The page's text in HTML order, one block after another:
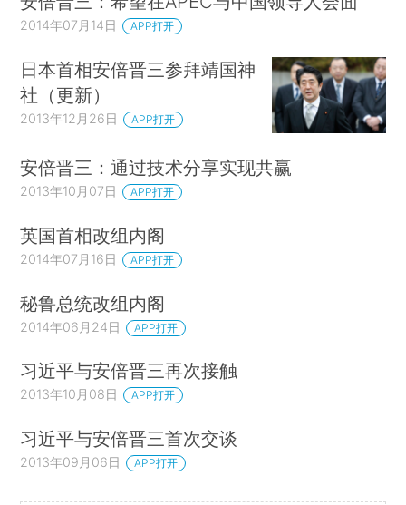
2014年07月14日 APP打开
日本首相安倍晋三参拜靖国神
社（更新）
2013年12月26日 APP打开
安倍晋三：通过技术分享实现共赢
2013年10月07日 APP打开
英国首相改组内阁
2014年07月16日 APP打开
秘鲁总统改组内阁
2014年06月24日 APP打开
习近平与安倍晋三再次接触
2013年10月08日 APP打开
习近平与安倍晋三首次交谈
2013年09月06日 APP打开